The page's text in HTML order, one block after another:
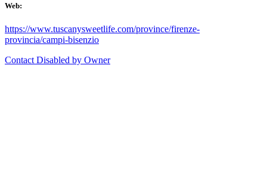
Web:
https://www.tuscanysweetlife.com/province/firenze-
provincia/campi-bisenzio
Contact Disabled by Owner